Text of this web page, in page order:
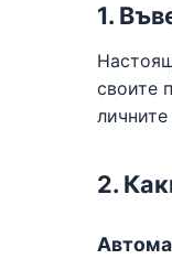
1.
своите
2.